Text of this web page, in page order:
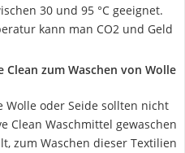
30 und 95 °C geeignet.
kann man CO2 und Geld
zum Waschen von Wolle
oder Seide sollten nicht
Clean Waschmittel gewaschen
zum Waschen dieser Textilien